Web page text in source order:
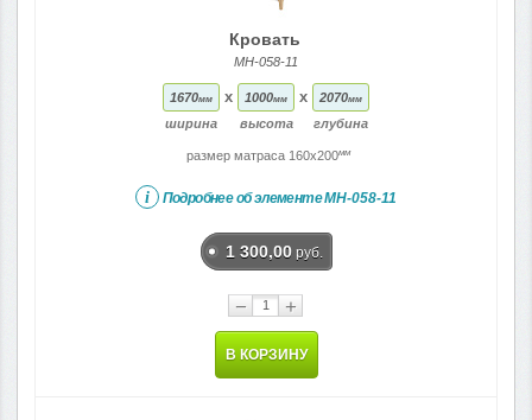
Кровать
МН-058-11
1670мм
ширина
x 1000мм
высота
x 2070мм
глубина
размер матраса 160x200мм
i Подробнее об элементеМН-058-11
1 300,00 руб.
− +
В КОРЗИНУ